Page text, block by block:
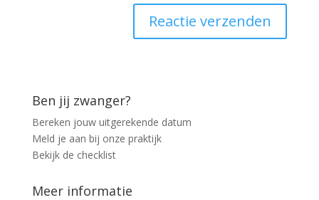
Ben jij zwanger?
Bereken jouw uitgerekende datum
Meld je aan bij onze praktijk
Bekijk de checklist
Meer informatie